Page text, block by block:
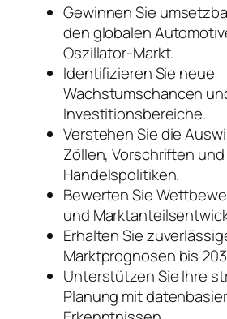
Gewinnen Sie
den globalen
Oszillator-Markt.
Identifizieren Sie neue
Wachstumschancen
Investitionsbereiche.
Verstehen Sie die
Zöllen, Vorschriften und
Handelspolitiken.
Bewerten Sie
und
Erhalten Sie
Marktprognosen bis
Unterstützen Sie Ihre
Planung mit